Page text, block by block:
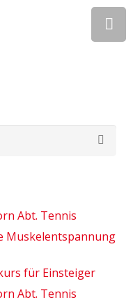
Abt. Tennis
Muskelentspannung
für Einsteiger
Abt. Tennis